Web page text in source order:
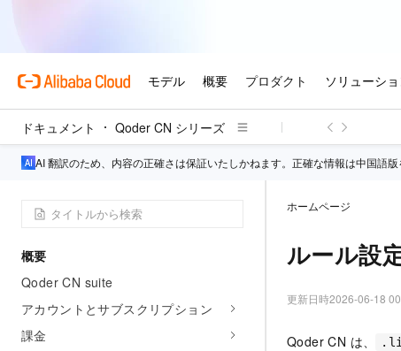
ドキュメント Qoder CN シリーズ
AI 翻訳のため、内容の正確さは保証いたしかねます。正確な情報は中国語版
概要
Qoder CN suite
アカウントとサブスクリプション
課金
ホームページ
ルール設
更新日時2026-06-18
Qoder CN は、